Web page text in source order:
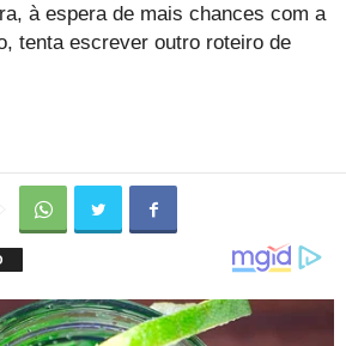
à espera de mais chances com a
tenta escrever outro roteiro de